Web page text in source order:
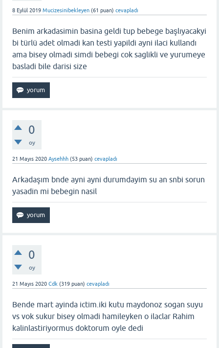
8 Eylül 2019 Mucizesinibekleyen (61 puan) cevapladı
Benim arkadasimin basina geldi tup bebege başlıyacakyi
bi türlü adet olmadi kan testi yapildi ayni ilaci kullandı
ama bisey olmadi simdi bebegi cok saglikli ve yurumeye
basladi bile darisi size
0
oy
21 Mayıs 2020 Aysehhh (53 puan) cevapladı
Arkadaşım bnde ayni ayni durumdayim su an snbi sorun
yasadin mi bebegin nasil
0
oy
21 Mayıs 2020 Cdk (319 puan) cevapladı
Bende mart ayinda ictim.iki kutu maydonoz sogan suyu
vs vok sukur bisey olmadi hamileyken o ilaclar Rahim
kalinlastiriyormus doktorum oyle dedi